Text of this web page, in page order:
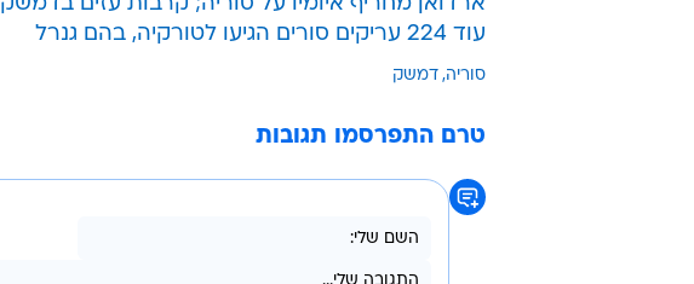
עוד 224 עריקים סורים הגיעו לטורקיה, בהם גנרל
סוריה דמשק
טרם התפרסמו תגובות